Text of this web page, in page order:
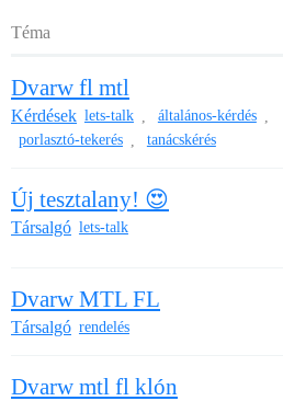
Téma
Dvarw fl mtl
Kérdések lets-talk általános-kérdés
porlasztó-tekerés
tanácskérés
Új tesztalany! 😍
Társalgó lets-talk
Dvarw MTL FL
Társalgó rendelés
Dvarw mtl fl klón